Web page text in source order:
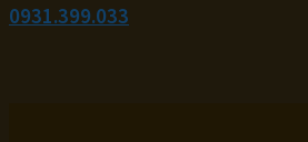
0931.399.033